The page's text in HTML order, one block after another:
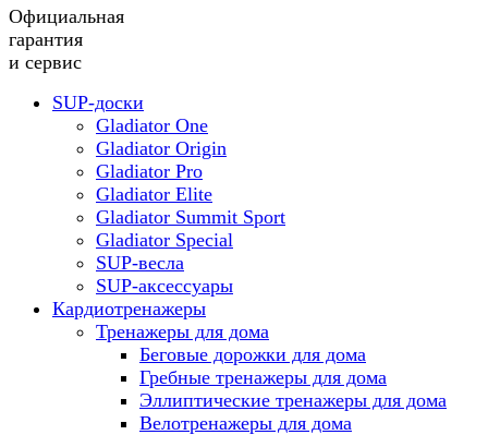
Официальная
гарантия
и сервис
SUP-доски
Gladiator One
Gladiator Origin
Gladiator Pro
Gladiator Elite
Gladiator Summit Sport
Gladiator Special
SUP-весла
SUP-аксессуары
Кардиотренажеры
Тренажеры для дома
Беговые дорожки для дома
Гребные тренажеры для дома
Эллиптические тренажеры для дома
Велотренажеры для дома